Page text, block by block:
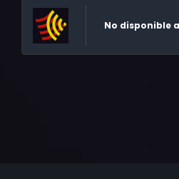
No disponible